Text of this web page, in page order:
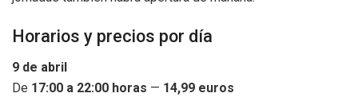
Horarios y precios por día
9 de abril
De 17:00 a 22:00 horas — 14,99 euros